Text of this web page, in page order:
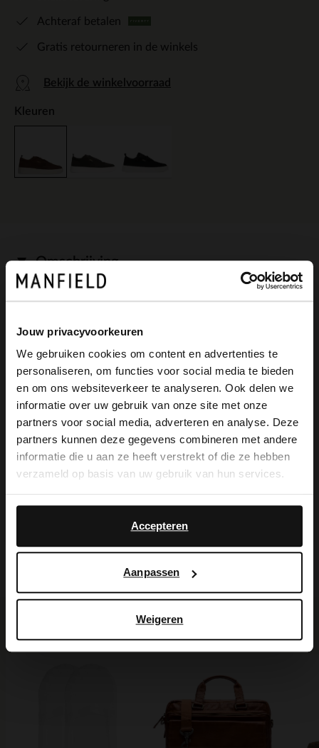
Jouw privacyvoorkeuren
We gebruiken cookies om content en advertenties te
personaliseren, om functies voor social media te bieden
en om ons websiteverkeer te analyseren. Ook delen we
informatie over uw gebruik van onze site met onze
partners voor social media, adverteren en analyse. Deze
partners kunnen deze gegevens combineren met andere
informatie die u aan ze heeft verstrekt of die ze hebben
verzameld op basis van uw gebruik van hun services.
Accepteren
Aanpassen
Weigeren
Achteraf betalen
Gratis retourneren in de winkels
Bekijk de winkelvoorraad
Kleuren
Omschrijving
verzorging en bescherming de
suède/nubuck spray in transparant.
Alles over dit product
Bezorgen & retour
×
View this website in English?
It looks like your language isn't Dutch. Would
you like to switch to English?
English